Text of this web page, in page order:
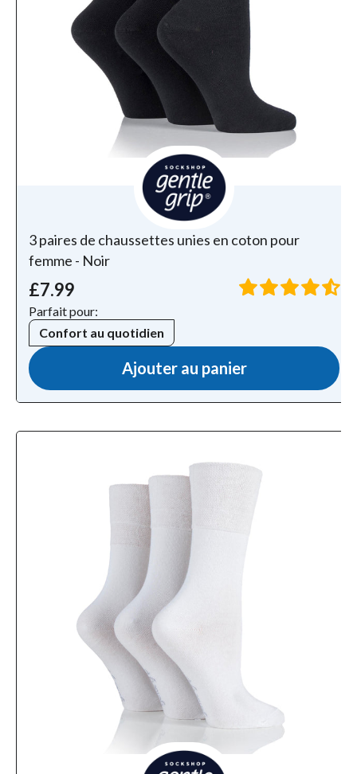
3 paires de chaussettes unies en coton pour
femme - Noir
£7.99
Parfait pour:
Confort au quotidien
Ajouter au panier